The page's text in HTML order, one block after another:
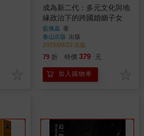
成為新二代：多元文化與地
緣政治下的跨國婚姻子女
藍佩嘉 著
春山出版
出版
2025/09/23 出版
79 折 特價 379 元
加入購物車